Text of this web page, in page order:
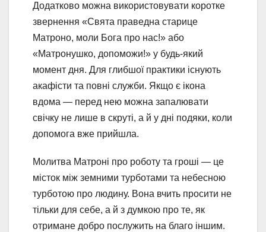
Додатково можна використовувати коротке
звернення «Свята праведна старице
Матроно, моли Бога про нас!» або
«Матронушко, допоможи!» у будь-який
момент дня. Для глибшої практики існують
акафісти та повні служби. Якщо є ікона
вдома — перед нею можна запалювати
свічку не лише в скруті, а й у дні подяки, коли
допомога вже прийшла.
Молитва Матроні про роботу та гроші — це
місток між земними турботами та небесною
турботою про людину. Вона вчить просити не
тільки для себе, а й з думкою про те, як
отримане добро послужить на благо іншим.